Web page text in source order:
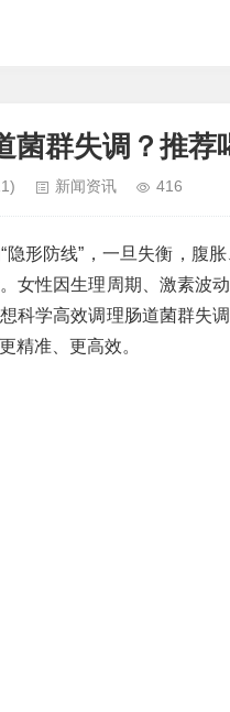
菌群失调？推荐
新闻资讯 416
隐形防线”，一旦失衡，腹
女性因生理周期、激素波
科学高效调理肠道菌群失
精准、更高效。